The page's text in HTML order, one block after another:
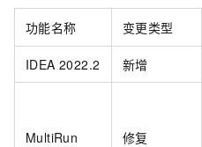
功能名称 变更类型
IDEA 2022.2 新增
MultiRun 修复